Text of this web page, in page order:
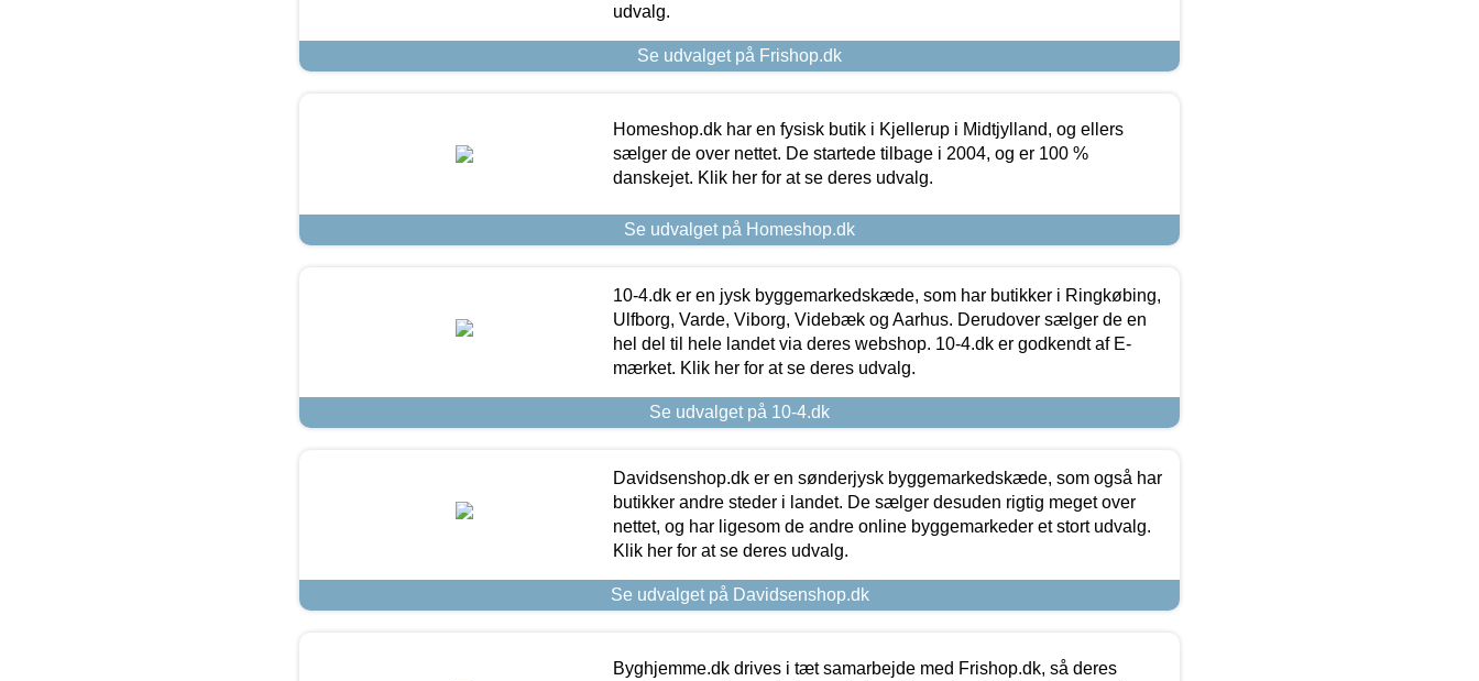
udvalg.
Se udvalget på Frishop.dk
Homeshop.dk har en fysisk butik i Kjellerup i Midtjylland, og ellers
sælger de over nettet. De startede tilbage i 2004, og er 100 %
danskejet. Klik her for at se deres udvalg.
Se udvalget på Homeshop.dk
10-4.dk er en jysk byggemarkedskæde, som har butikker i Ringkøbing,
Ulfborg, Varde, Viborg, Videbæk og Aarhus. Derudover sælger de en
hel del til hele landet via deres webshop. 10-4.dk er godkendt af E-
mærket. Klik her for at se deres udvalg.
Se udvalget på 10-4.dk
Davidsenshop.dk er en sønderjysk byggemarkedskæde, som også har
butikker andre steder i landet. De sælger desuden rigtig meget over
nettet, og har ligesom de andre online byggemarkeder et stort udvalg.
Klik her for at se deres udvalg.
Se udvalget på Davidsenshop.dk
Byghjemme.dk drives i tæt samarbejde med Frishop.dk, så deres